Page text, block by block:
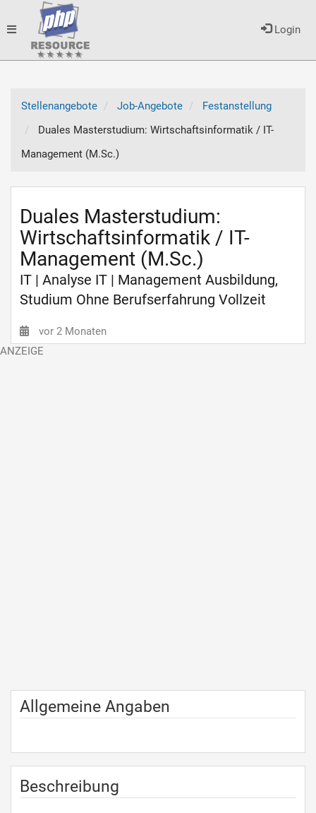
Login
Toggle
Stellenangebote
Job-Angebote
Festanstellung
Duales Masterstudium: Wirtschaftsinformatik / IT-
Management (M.Sc.)
Duales Masterstudium:
Wirtschaftsinformatik / IT-
Management (M.Sc.)
IT | Analyse IT | Management Ausbildung,
Studium Ohne Berufserfahrung Vollzeit
vor 2 Monaten
Allgemeine Angaben
Beschreibung